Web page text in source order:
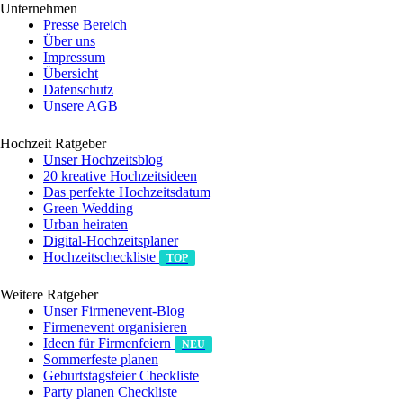
Unternehmen
Presse Bereich
Über uns
Impressum
Übersicht
Datenschutz
Unsere AGB
Hochzeit Ratgeber
Unser Hochzeitsblog
20 kreative Hochzeitsideen
Das perfekte Hochzeitsdatum
Green Wedding
Urban heiraten
Digital-Hochzeitsplaner
Hochzeits­checkliste
TOP
Weitere Ratgeber
Unser Firmenevent-Blog
Firmenevent organisieren
Ideen für Firmenfeiern
NEU
Sommerfeste planen
Geburtstagsfeier Checkliste
Party planen Checkliste